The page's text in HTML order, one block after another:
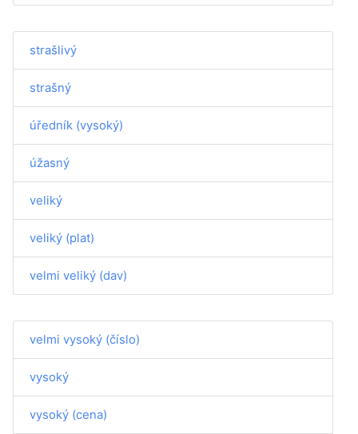
strašlivý
strašný
úředník (vysoký)
úžasný
veliký
veliký (plat)
velmi veliký (dav)
velmi vysoký (číslo)
vysoký
vysoký (cena)